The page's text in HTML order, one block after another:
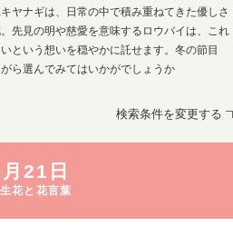
ヤナギは、日常の中で積み重ねてきた優しさ
先見の明や慈愛を意味するロウバイは、これ
という想いを穏やかに託せます。冬の節目
ら選んでみてはいかがでしょうか
検索条件を変更する
21日
花と花言葉